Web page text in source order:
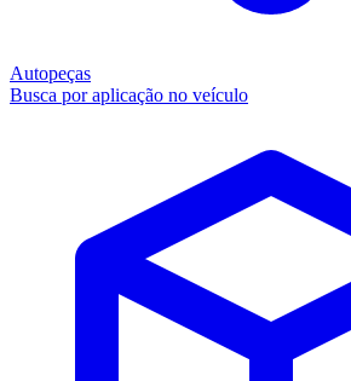
Autopeças
Busca por aplicação no veículo